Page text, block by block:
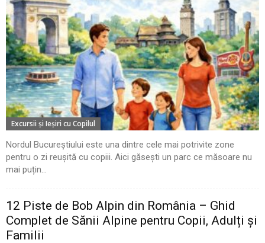
Excursii şi Ieşiri cu Copilul
Nordul Bucureștiului este una dintre cele mai potrivite zone
pentru o zi reușită cu copiii. Aici găsești un parc ce măsoare nu
mai puțin...
12 Piste de Bob Alpin din România – Ghid
Complet de Sănii Alpine pentru Copii, Adulți și
Familii